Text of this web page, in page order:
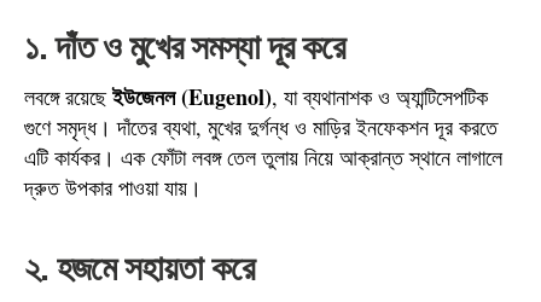
১. দাঁত ও মুখের সমস্যা দূর করে
লবঙ্গে রয়েছেইউজেনল (Eugenol), যা ব্যথানাশক ও অ্যান্টিসেপটিক
গুণে সমৃদ্ধ। দাঁতের ব্যথা, মুখের দুর্গন্ধ ও মাড়ির ইনফেকশন দূর করতে
এটি কার্যকর। এক ফোঁটা লবঙ্গ তেল তুলায় নিয়ে আক্রান্ত স্থানে লাগালে
দ্রুত উপকার পাওয়া যায়।
২. হজমে সহায়তা করে